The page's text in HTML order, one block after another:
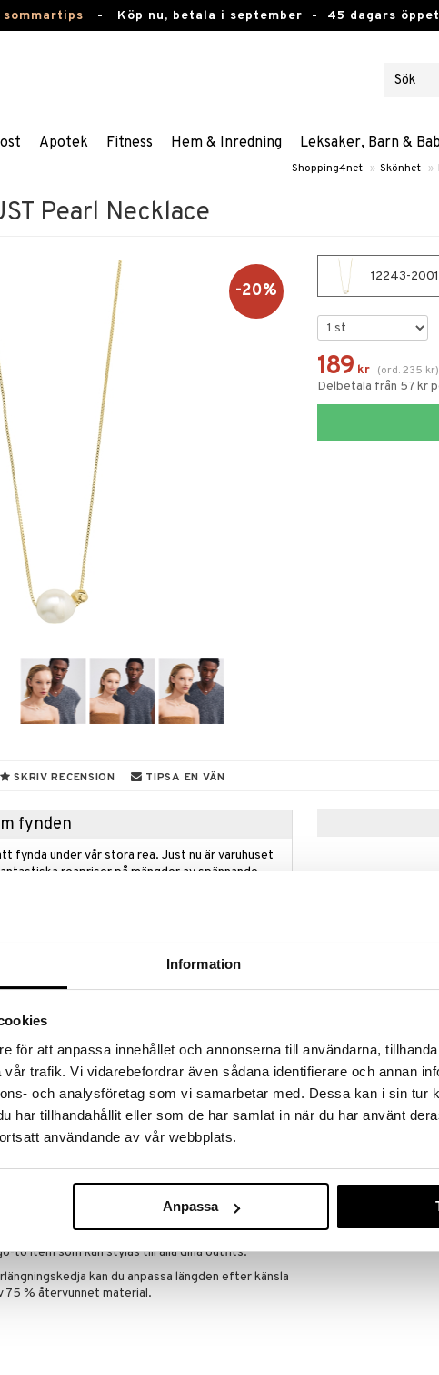
Information
för att anpassa innehållet och annonserna till användarna,
trafik. Vi vidarebefordrar även sådana identifierare och annan
och analysföretag som vi samarbetar med. Dessa kan i sin tur
har tillhandahållit eller som de har samlat in när du har använt
användande av vår webbplats.
Anpassa
- Köp nu, betala i september - 45 dagars
Apotek Fitness Hem & Inredning Leksaker, Barn &
Shopping4net » Skönhet »
Pearl Necklace
-20%
12243-
189 kr (ord.235 kr)
Delbetala från 57 kr
SKRIV RECENSION TIPSA EN VÄN
fynden
fynda under vår stora rea. Just nu är varuhuset
reapriser på mängder av spännande
I vår Outlet hittar du massor av produkter till
medan dina favoritprodukter fortfarande finns
räcker!
med ett hänge av äkta sötvattenspärlor.
to item som kan stylas till alla dina outfits.
kan du anpassa längden efter känsla
75 % återvunnet material.
Hoop Earrings
PILGRIM
349